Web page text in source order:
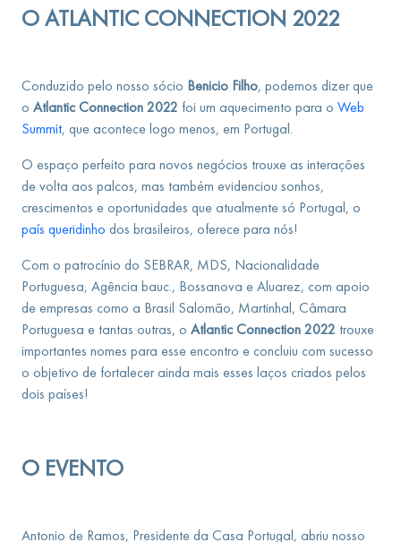
O ATLANTIC CONNECTION 2022
Conduzido pelo nosso sócio Benicio Filho, podemos dizer que
o Atlantic Connection 2022 foi um aquecimento para o Web
Summit, que acontece logo menos, em Portugal.
O espaço perfeito para novos negócios trouxe as interações
de volta aos palcos, mas também evidenciou sonhos,
crescimentos e oportunidades que atualmente só Portugal, o
país queridinho dos brasileiros, oferece para nós!
Com o patrocínio do SEBRAR, MDS, Nacionalidade
Portuguesa, Agência bauc., Bossanova e Aluarez, com apoio
de empresas como a Brasil Salomão, Martinhal, Câmara
Portuguesa e tantas outras, o Atlantic Connection 2022 trouxe
importantes nomes para esse encontro e concluiu com sucesso
o objetivo de fortalecer ainda mais esses laços criados pelos
dois países!
O EVENTO
Antonio de Ramos, Presidente da Casa Portugal, abriu nosso